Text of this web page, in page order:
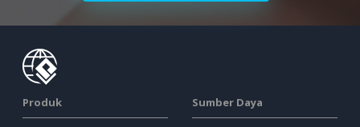
Produk Sumber Daya